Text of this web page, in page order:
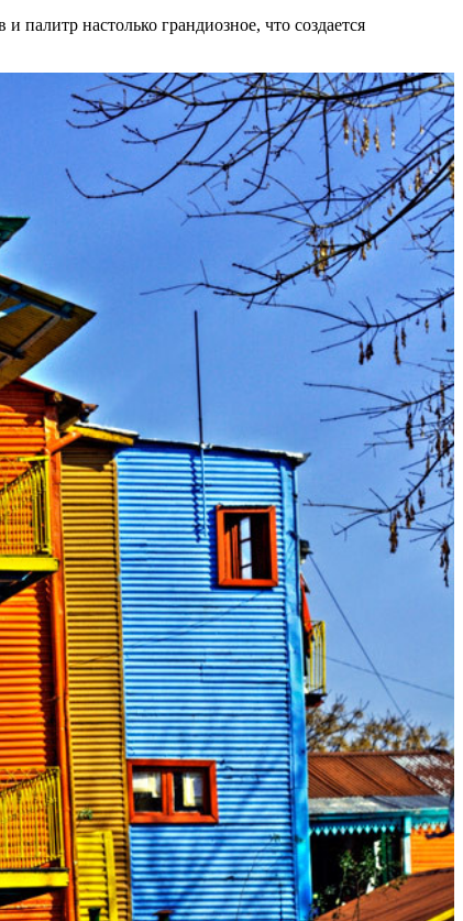
палитр настолько грандиозное, что создается